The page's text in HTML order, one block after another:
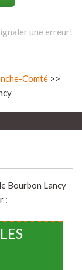
une erreur!
Comté >>
Bourbon Lancy
: